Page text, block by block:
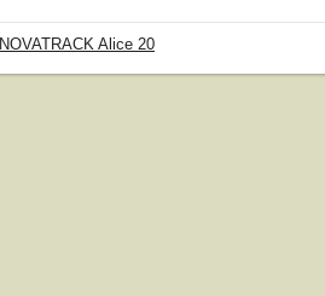
NOVATRACK Alice 20